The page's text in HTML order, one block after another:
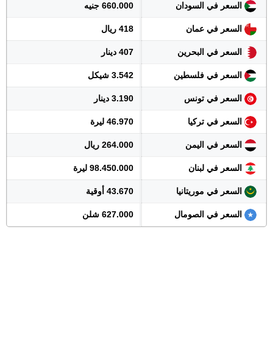
السعر في السودان 660.000 جنيه
السعر في عمان 418 ريال
السعر في البحرين 407 دينار
السعر في فلسطين 3.542 شيكل
السعر في تونس 3.190 دينار
السعر في تركيا 46.970 ليرة
السعر في اليمن 264.000 ريال
السعر في لبنان 98.450.000 ليرة
السعر في موريتانيا 43.670 أوقية
السعر في الصومال 627.000 شلن